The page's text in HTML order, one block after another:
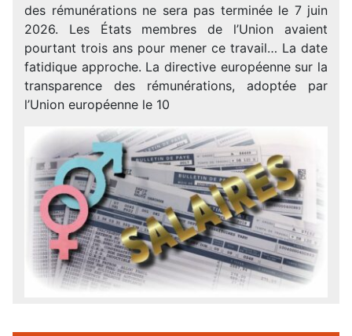
des rémunérations ne sera pas terminée le 7 juin
2026. Les États membres de l’Union avaient
pourtant trois ans pour mener ce travail… La date
fatidique approche. La directive européenne sur la
transparence des rémunérations, adoptée par
l’Union européenne le 10